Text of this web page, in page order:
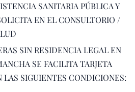
SANITARIA PÚBLICA Y
EN EL CONSULTORIO /
SIN RESIDENCIA LEGAL EN
SE FACILITA TARJETA
LAS SIGUIENTES CONDICIONES: